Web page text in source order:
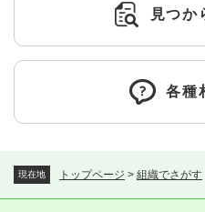
現在地 トップページ > 組織でさがす
見つか
各種